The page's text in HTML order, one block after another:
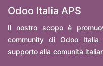
Odoo Italia APS
Il nostro scopo è
community di Odoo
supporto alla comunità